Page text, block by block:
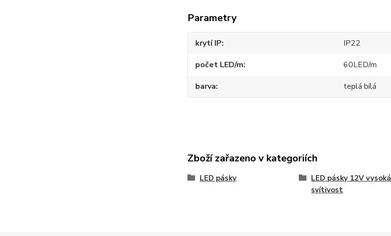
Parametry
krytí IP
IP22
počet LED/m
60LED/m
barva
teplá bílá
Zboží zařazeno v kategoriích
LED pásky
LED pásky 12V vysoká
svítivost